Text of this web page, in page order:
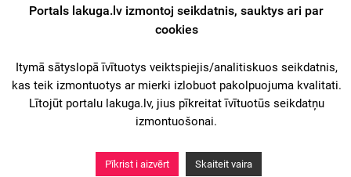
© 2026
iz augšu
Portals lakuga.lv izmontoj seikdatnis, sauktys ari par
cookies
Itymā sātyslopā īvītuotys veiktspiejis/analitiskuos seikdatnis,
kas teik izmontuotys ar mierki izlobuot pakolpuojuma kvalitati.
Lītojūt portalu lakuga.lv, jius pīkreitat īvītuotūs seikdatņu
izmontuošonai.
Pīkrist i aizvērt Skaiteit vaira